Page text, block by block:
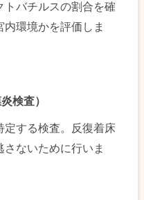
トバチルスの割合を確
環境かを評価しま
検査）
定する検査。反復着床
ないために行いま